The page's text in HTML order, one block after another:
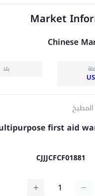
Market
Chinese
بلد
first aid
CJJJCFCF01881